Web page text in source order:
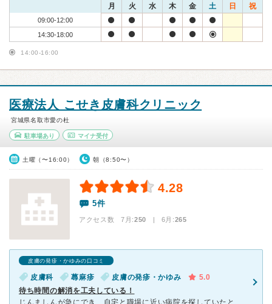
月 火 水 木 金 土 日 祝
09:00-12:00
14:30-18:00
14:00-16:00
医療法人 こせき皮膚科クリニック
宮城県名取市愛の杜
駐車場あり マイナ受付
土曜（〜16:00） 朝（8:50〜）
4.28
5件
アクセス数 7月:250 | 6月:265
皮膚の発疹・かゆみの口コミ
皮膚科 蕁麻疹 皮膚の発疹・かゆみ
5.0
待ち時間の解消を工夫している！